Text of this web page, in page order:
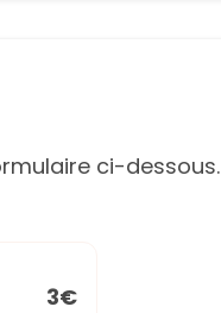
ci-dessous.
3€